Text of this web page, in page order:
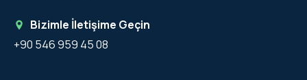
Bizimle İletişime Geçin
+90 546 959 45 08